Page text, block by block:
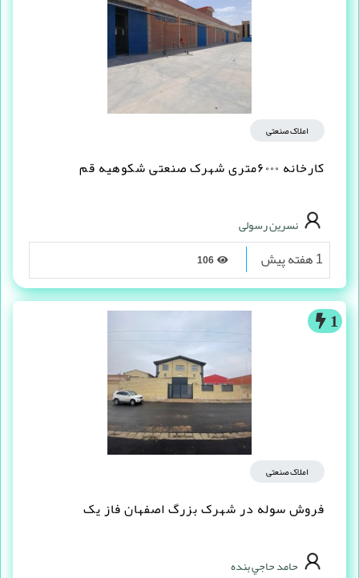
املاک صنعتی
کارخانه ۶۰۰۰متری شهرک صنعتی شکوهیه قم
نسرین رسولی
1 هفته پیش
1
املاک صنعتی
فروش سوله در شهرک بزرگ اصفهان فاز یک
حامد حاجي بنده